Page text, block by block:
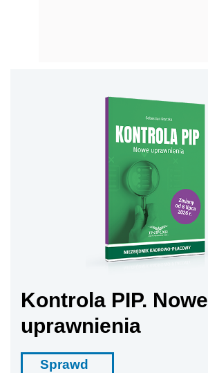
Kontrola PIP. Nowe
uprawnienia
Sprawd